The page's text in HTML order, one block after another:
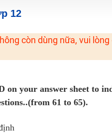
luyện thi TN THPT - ĐH ít nhất 25 điểm
toàn bộ khoá học tại Tuyensinh247
11-13/09/2024
vững chắc cho tương lai!
12
còn dùng nữa, vui
on your answer sheet to
61 to 65).